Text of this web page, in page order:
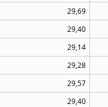
29,69
29,40
29,14
29,28
29,57
29,40